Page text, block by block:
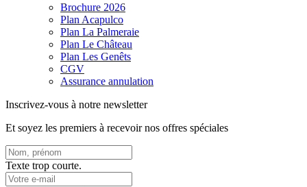
Brochure 2026
Plan Acapulco
Plan La Palmeraie
Plan Le Château
Plan Les Genêts
CGV
Assurance annulation
Inscrivez-vous à notre newsletter
Et soyez les premiers à recevoir nos offres spéciales
Texte trop courte.